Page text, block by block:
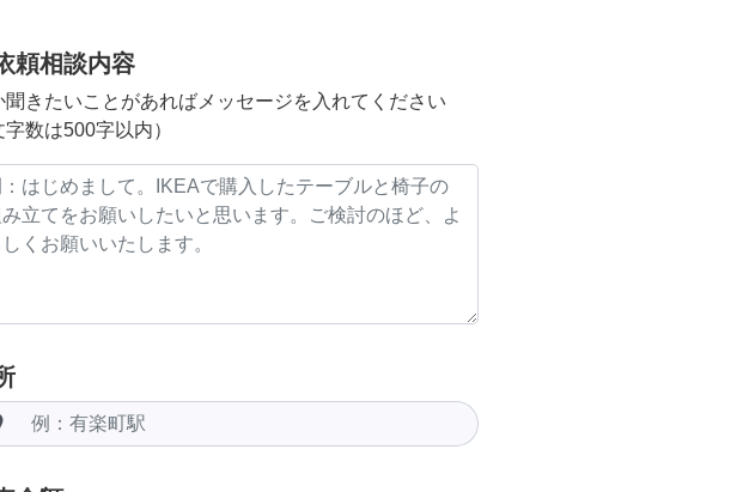
頼相談内容
聞きたいことがあればメッセージを入れてください
字数は500字以内）